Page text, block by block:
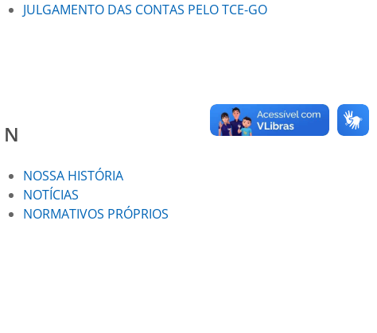
JULGAMENTO DAS CONTAS PELO TCE-GO
N
NOSSA HISTÓRIA
NOTÍCIAS
NORMATIVOS PRÓPRIOS